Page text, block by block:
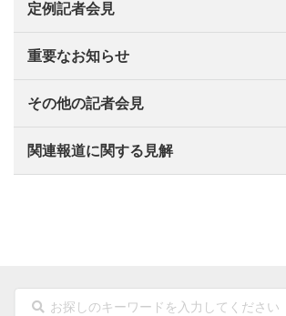
定例記者会見
重要なお知らせ
その他の記者会見
関連報道に関する見解